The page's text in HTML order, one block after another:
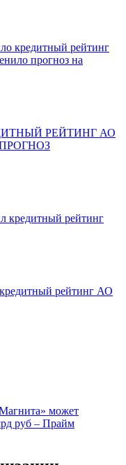
кредитный рейтинг
прогноз на
РЕЙТИНГ АО
кредитный рейтинг
рейтинг АО
может
руб – Прайм